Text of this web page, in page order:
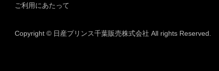
ご利用にあたって
Copyright © 日産プリンス千葉販売株式会社 All rights Reserved.